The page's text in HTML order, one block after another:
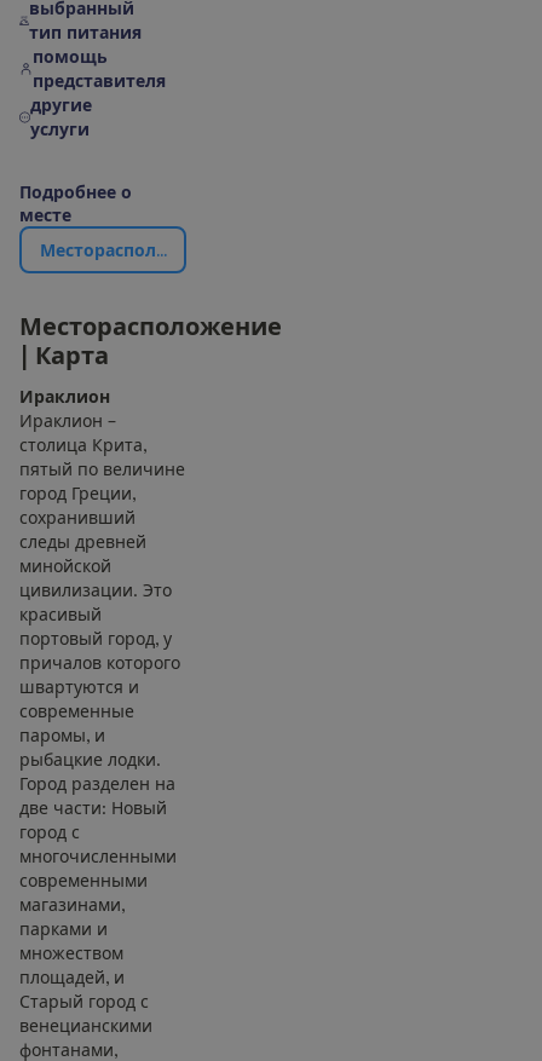
выбранный
тип питания
помощь
представителя
другие
услуги
Подробнее о
месте
Месторасполож
Месторасположение
Карта
Ираклион
Ираклион –
столица Крита,
пятый по величине
город Греции,
сохранивший
следы древней
минойской
цивилизации. Это
красивый
портовый город, у
причалов которого
швартуются и
современные
паромы, и
рыбацкие лодки.
Город разделен на
две части: Новый
город с
многочисленными
современными
магазинами,
парками и
множеством
площадей, и
Старый город с
венецианскими
фонтанами,